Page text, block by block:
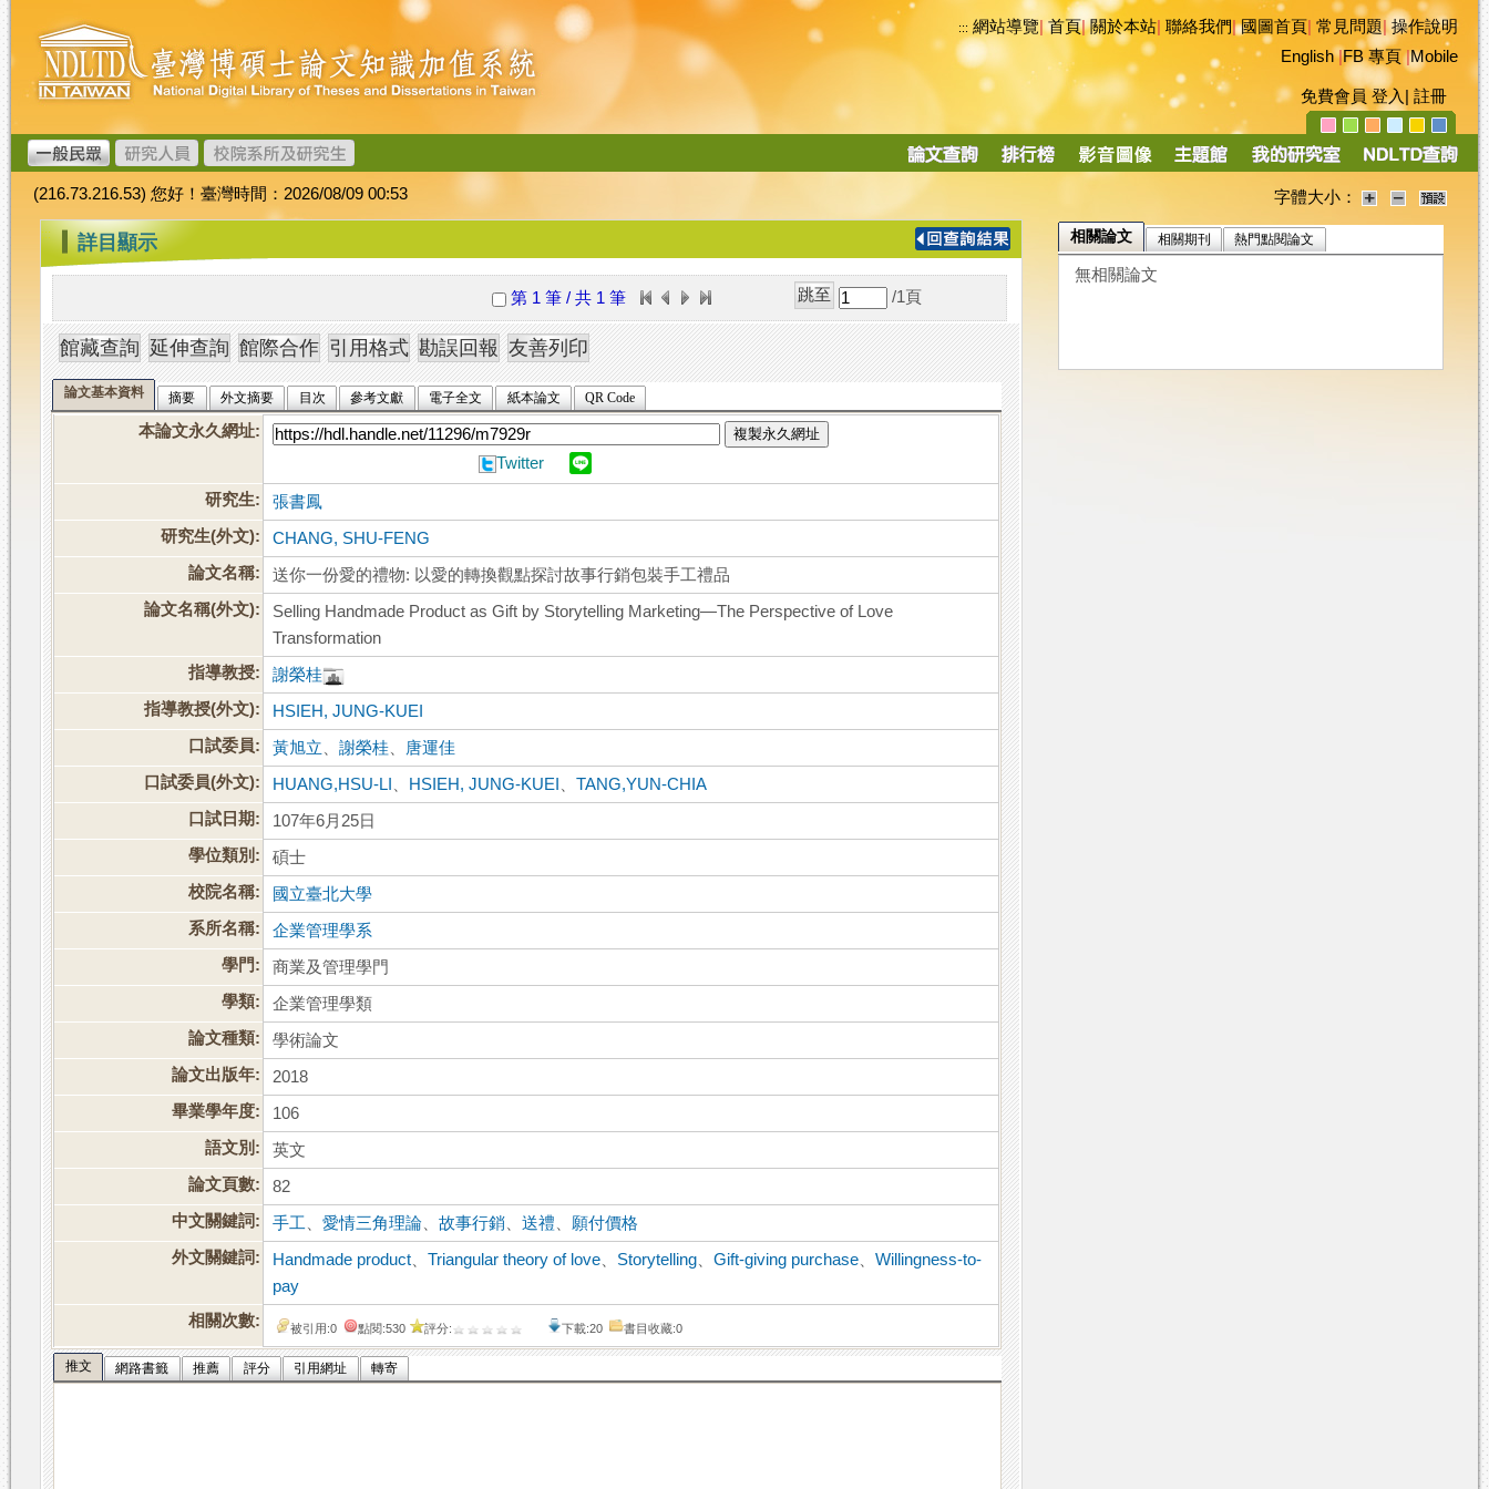
跳
到
主
要
內
容
臺
灣
博
碩
士
論
文
加
值
系
統
::: 網站導覽|首頁|關於本站 聯絡我們|國圖首頁 常見問題|操作說明
English|FB 專頁|Mobile
免費會員 登入 註冊
導
(216.73.216.53) 您好！臺灣時間：2026/08/09 00:53 字體大小：
::: 詳目顯示
第 1 筆 / 共 1 筆 /1 頁
論文基本資料 摘要 外文摘要 目次 參考文獻 電子全文 紙本論文 QR Code
本論文永久網址: 複製永久網址
Twitter
研究生:
張書鳳
研究生(外文):
CHANG, SHU-FENG
論文名稱:
送你一份愛的禮物: 以愛的轉換觀點探討故事行銷包裝手工禮品
論文名稱(外文):
Selling Handmade Product as Gift by Storytelling Marketing—The Perspective of Love
Transformation
指導教授:
謝榮桂
指導教授(外文):
HSIEH, JUNG-KUEI
口試委員:
黃旭立 、謝榮桂
唐運佳
口試委員(外文):
HUANG,HSU-LI HSIEH, JUNG-KUEI 、TANG,YUN-CHIA
口試日期:
107年6月25日
學位類別:
碩士
校院名稱:
國立臺北大學
系所名稱:
企業管理學系
學門:
商業及管理學門
學類:
企業管理學類
論文種類:
學術論文
論文出版年:
2018
畢業學年度:
106
語文別:
英文
論文頁數:
82
中文關鍵詞:
手工 、愛情三角理論 、故事行銷 、送禮
願付價格
外文關鍵詞:
Handmade product 、Triangular theory of love Storytelling 、Gift-giving purchase 、Willingness-to-
pay
相關次數:
被引用:0 點閱:530 評分: 下載:20 書目收藏:0
推文 網路書籤 推薦 評分 引用網址 轉寄
相關論文 相關期刊 熱門點閱論文
無相關論文